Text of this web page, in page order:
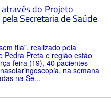
do Projeto
Secretaria de Saúde
fila”, realizado pela
Pedra Preta e região estão
feira (19), 40 pacientes
na semana
na Se...